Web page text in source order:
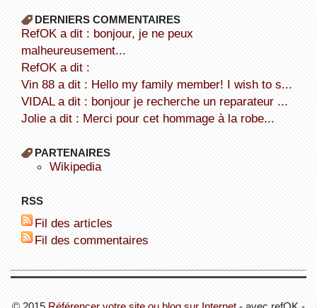
DERNIERS COMMENTAIRES
refOK a dit : bonjour, je ne peux
malheureusement...
refOK a dit :
Vin 88 a dit : Hello my family member! I wish to s...
VIDAL a dit : bonjour je recherche un reparateur ...
Jolie a dit : Merci pour cet hommage à la robe...
PARTENAIRES
wikipedia
RSS
Fil des articles
Fil des commentaires